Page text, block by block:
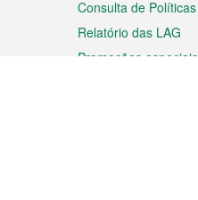
Consulta de Políticas
Relatório das LAG
Promoções especiais